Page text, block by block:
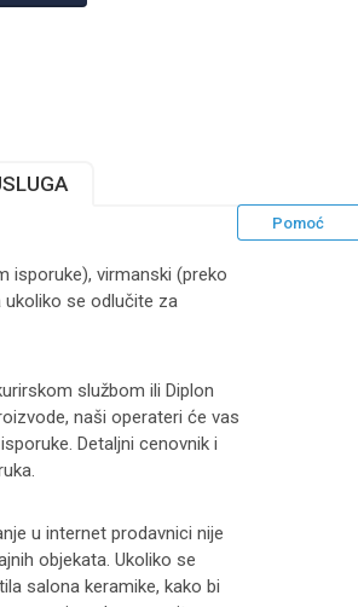
Pomoć
isporuke), virmanski (preko
ukoliko se odlučite za
službom ili Diplon
naši operateri će vas
Detaljni cenovnik i
.
u internet prodavnici nije
objekata. Ukoliko se
salona keramike, kako bi